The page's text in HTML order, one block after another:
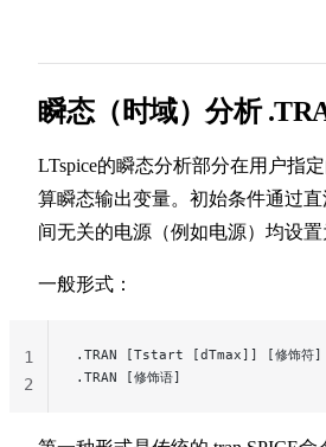
瞬态（时域）分析
LTspice的瞬态分析部分在用户指
算瞬态输出变量。初始条件通过
间无关的电源（例如电源）均设置
一般形式：
.TRAN [Tstart [dTmax]] [修饰符]
.TRAN [修饰语]
1
2